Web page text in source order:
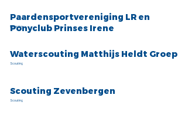
Paarden
Paardensportvereniging LR en
Ponyclub Prinses Irene
Scouting
Waterscouting Matthijs Heldt Groep
Scouting
Scouting Zevenbergen